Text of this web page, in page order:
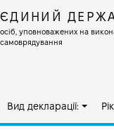
ЄДИНИЙ
осіб, уповноважених на
самоврядування
Вид декларації: